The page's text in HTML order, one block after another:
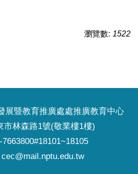
瀏覽數: 1522
展暨教育推廣處處推廣教育中心
市林森路1號(敬業樓1樓)